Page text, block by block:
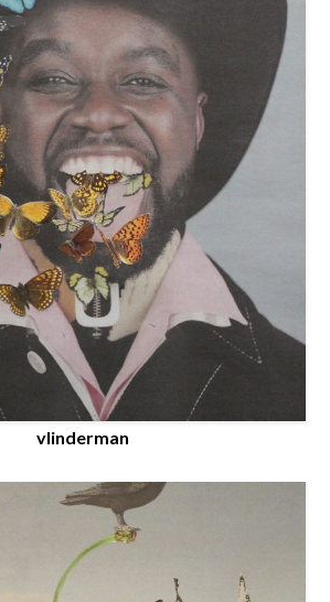
vlinderman